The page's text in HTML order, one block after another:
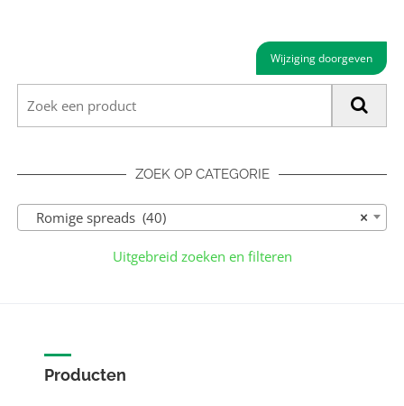
Wijziging doorgeven
ZOEK OP CATEGORIE
×
Romige spreads (40)
Uitgebreid zoeken en filteren
Producten